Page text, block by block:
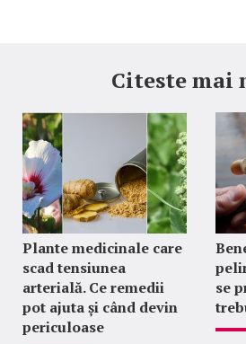
Citeste mai
Plante medicinale care
scad tensiunea
arterială. Ce remedii
pot ajuta și când devin
periculoase
se